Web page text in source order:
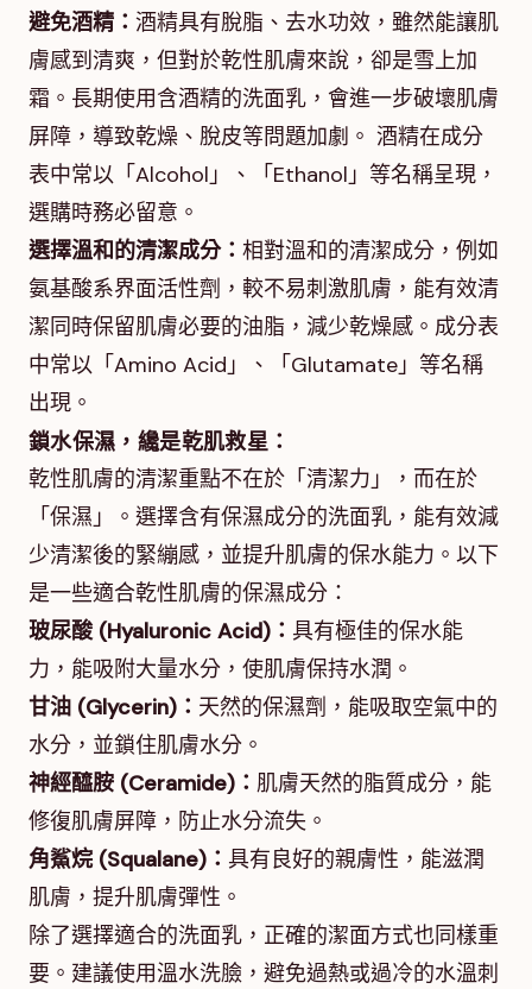
避免酒精： 酒精具有脫脂、去水功效，雖然能讓肌
膚感到清爽，但對於乾性肌膚來說，卻是雪上加
霜。長期使用含酒精的洗面乳，會進一步破壞肌膚
屏障，導致乾燥、脫皮等問題加劇。 酒精在成分
表中常以「Alcohol」、「Ethanol」等名稱呈現，
選購時務必留意。
選擇溫和的清潔成分： 相對溫和的清潔成分，例如
氨基酸系界面活性劑，較不易刺激肌膚，能有效清
潔同時保留肌膚必要的油脂，減少乾燥感。成分表
中常以「Amino Acid」、「Glutamate」等名稱
出現。
鎖水保濕，纔是乾肌救星：
乾性肌膚的清潔重點不在於「清潔力」，而在於
「保濕」。選擇含有保濕成分的洗面乳，能有效減
少清潔後的緊繃感，並提升肌膚的保水能力。以下
是一些適合乾性肌膚的保濕成分：
玻尿酸 (Hyaluronic Acid)： 具有極佳的保水能
力，能吸附大量水分，使肌膚保持水潤。
甘油 (Glycerin)： 天然的保濕劑，能吸取空氣中的
水分，並鎖住肌膚水分。
神經醯胺 (Ceramide)： 肌膚天然的脂質成分，能
修復肌膚屏障，防止水分流失。
角鯊烷 (Squalane)： 具有良好的親膚性，能滋潤
肌膚，提升肌膚彈性。
除了選擇適合的洗面乳，正確的潔面方式也同樣重
要。建議使用溫水洗臉，避免過熱或過冷的水溫刺